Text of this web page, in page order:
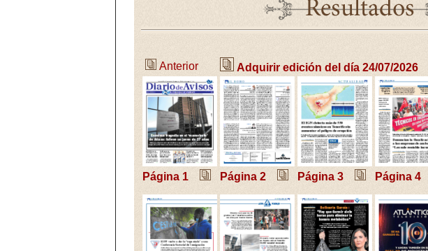
Anterior Adquirir edición del día 24/07/2026
Página 1 Página 2 Página 3 Página 4